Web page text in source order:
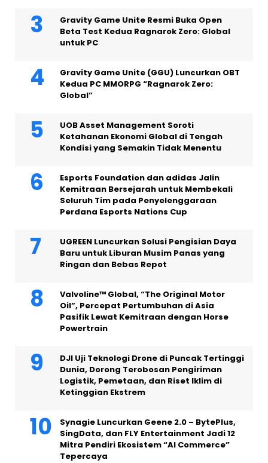
Gravity Game Unite Resmi Buka Open
Beta Test Kedua Ragnarok Zero: Global
untuk PC
Gravity Game Unite (GGU) Luncurkan OBT
Kedua PC MMORPG “Ragnarok Zero:
Global”
UOB Asset Management Soroti
Ketahanan Ekonomi Global di Tengah
Kondisi yang Semakin Tidak Menentu
Esports Foundation dan adidas Jalin
Kemitraan Bersejarah untuk Membekali
Seluruh Tim pada Penyelenggaraan
Perdana Esports Nations Cup
UGREEN Luncurkan Solusi Pengisian Daya
Baru untuk Liburan Musim Panas yang
Ringan dan Bebas Repot
Valvoline™ Global, “The Original Motor
Oil”, Percepat Pertumbuhan di Asia
Pasifik Lewat Kemitraan dengan Horse
Powertrain
DJI Uji Teknologi Drone di Puncak Tertinggi
Dunia, Dorong Terobosan Pengiriman
Logistik, Pemetaan, dan Riset Iklim di
Ketinggian Ekstrem
Synagie Luncurkan Geene 2.0 – BytePlus,
SingData, dan FLY Entertainment Jadi 12
Mitra Pendiri Ekosistem “AI Commerce”
Tepercaya